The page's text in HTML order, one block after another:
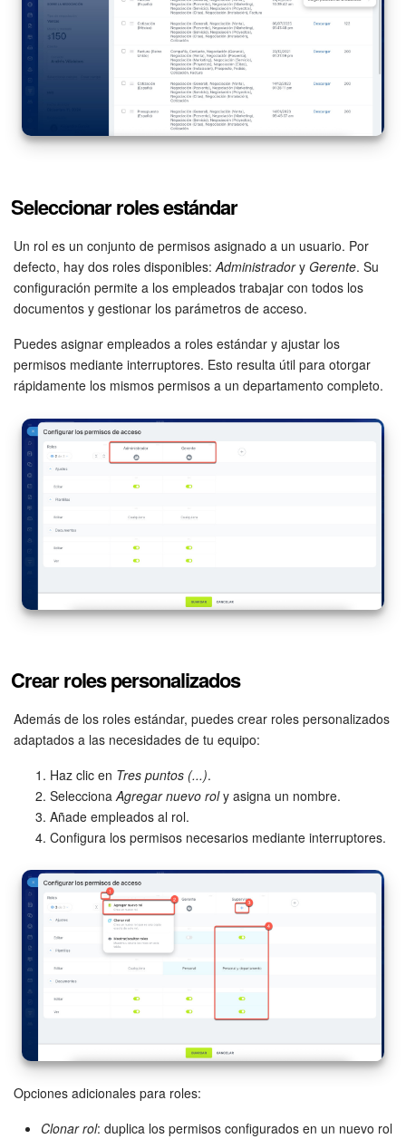
Marketing
Gestión del inventario
Telefonía
Configuraciones de la cuenta
Bitrix24 En Premisa
Bitrix24 Messenger
Preguntas generales
Actualización de los artículos (archivo)
EMPEZAR GRATIS
Seleccionar roles estándar
Un rol es un conjunto de permisos asignado a un usuario. Por
defecto, hay dos roles disponibles:Administradory Gerente. Su
configuración permite a los empleados trabajar con todos los
documentos y gestionar los parámetros de acceso.
Puedes asignar empleados a roles estándar y ajustar los
permisos mediante interruptores. Esto resulta útil para otorgar
rápidamente los mismos permisos a un departamento completo.
Crear roles personalizados
Además de los roles estándar, puedes crear roles personalizados
adaptados a las necesidades de tu equipo:
Haz clic en Tres puntos (...).
SeleccionaAgregar nuevo roly asigna un nombre.
Añade empleados al rol.
Configura los permisos necesarios mediante interruptores.
Opciones adicionales para roles:
Clonar rol: duplica los permisos configurados en un nuevo rol